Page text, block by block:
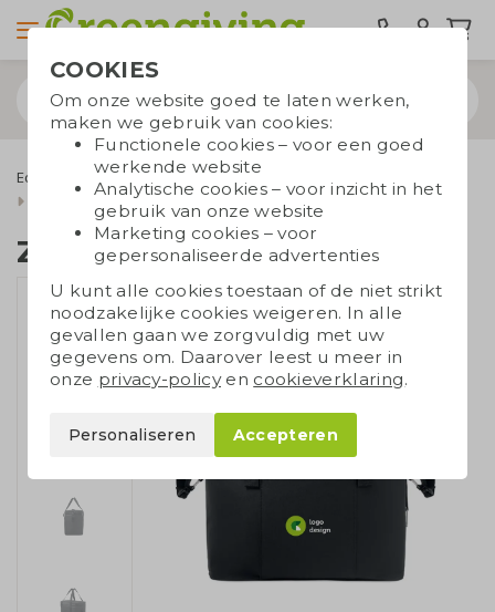
Eco tassen Draagtassen
Gerecycleerde tassen
Zwarte koeltas RPET
Zwarte koeltas RPET
COOKIES
Om onze website goed te laten werken,
maken we gebruik van cookies:
Functionele cookies – voor een goed
werkende website
Analytische cookies – voor inzicht in het
gebruik van onze website
Marketing cookies – voor
gepersonaliseerde advertenties
U kunt alle cookies toestaan of de niet strikt
noodzakelijke cookies weigeren. In alle
gevallen gaan we zorgvuldig met uw
gegevens om. Daarover leest u meer in
onze privacy-policyen cookieverklaring.
Personaliseren Accepteren